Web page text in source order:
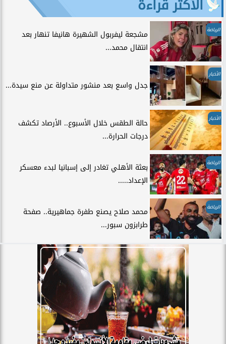
الرياضة
مشجعة ليفربول الشهيرة هانيفا تنهار بعد
انتقال محمد...
الأخبار
جدل واسع بعد منشور متداولة عن منع سيدة...
الأخبار
حالة الطقس خلال الأسبوع.. الأرصاد تكشف
درجات الحرارة...
الرياضة
بعثة الأهلي تغادر إلى إسبانيا لبدء معسكر
الإعداد.....
الرياضة
محمد صلاح يصنع طفرة جماهيرية.. صفحة
طرابزون سبور...